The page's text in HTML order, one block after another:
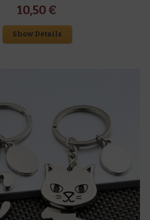
10,50 €
Show Details